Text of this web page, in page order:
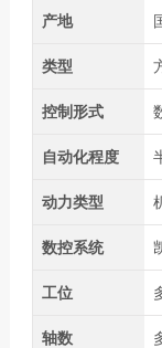
产地
类型
控制形式
自动化程度
动力类型
数控系统
工位
轴数